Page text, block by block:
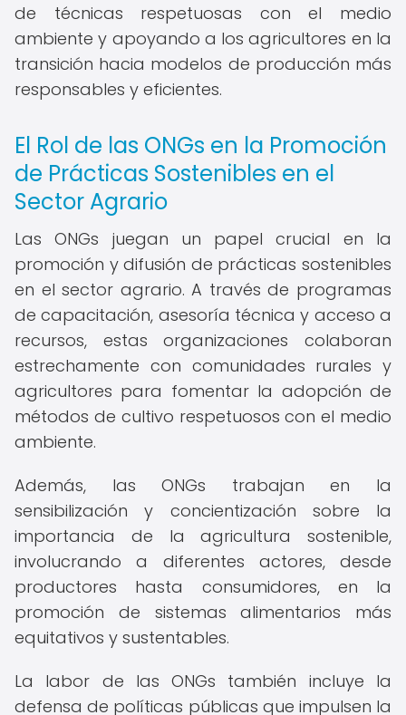
de técnicas respetuosas con el medio
ambiente y apoyando a los agricultores en la
transición hacia modelos de producción más
responsables y eficientes.
El Rol de las ONGs en la Promoción
de Prácticas Sostenibles en el
Sector Agrario
Las ONGs juegan un papel crucial en la
promoción y difusión de prácticas sostenibles
en el sector agrario. A través de programas
de capacitación, asesoría técnica y acceso a
recursos, estas organizaciones colaboran
estrechamente con comunidades rurales y
agricultores para fomentar la adopción de
métodos de cultivo respetuosos con el medio
ambiente.
Además, las ONGs trabajan en la
sensibilización y concientización sobre la
importancia de la agricultura sostenible,
involucrando a diferentes actores, desde
productores hasta consumidores, en la
promoción de sistemas alimentarios más
equitativos y sustentables.
La labor de las ONGs también incluye la
defensa de políticas públicas que impulsen la